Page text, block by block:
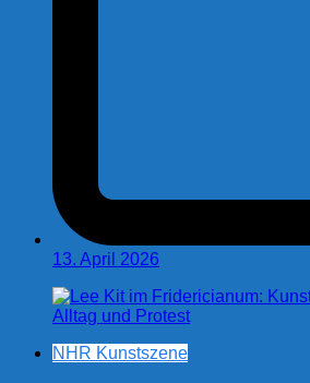
13. April 2026
NHR Kunstszene